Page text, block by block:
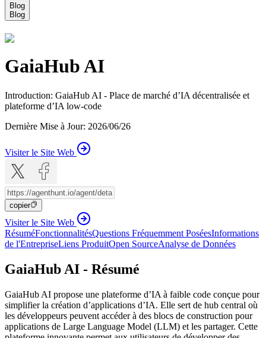
Blog
Blog
GaiaHub AI
Introduction: GaiaHub AI - Place de marché d’IA décentralisée et
plateforme d’IA low-code
Dernière Mise à Jour: 2026/06/26
Visiter le Site Web
copier
Visiter le Site Web
RésuméFonctionnalitésQuestions Fréquemment PoséesInformations
de l'EntrepriseLiens ProduitOpen SourceAnalyse de Données
GaiaHub AI - Résumé
GaiaHub AI propose une plateforme d’IA à faible code conçue pour
simplifier la création d’applications d’IA. Elle sert de hub central où
les développeurs peuvent accéder à des blocs de construction pour
applications de Large Language Model (LLM) et les partager. Cette